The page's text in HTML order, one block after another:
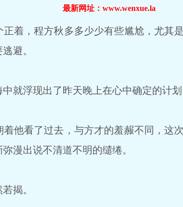
最新网址：www.wenxue.la
着，程方秋多多少少有些尴尬，尤其
避。
就浮现出了昨天晚上在心中确定的计划
他看了过去，与方才的羞赧不同，这
漫出说不清道不明的缱绻。
揭。